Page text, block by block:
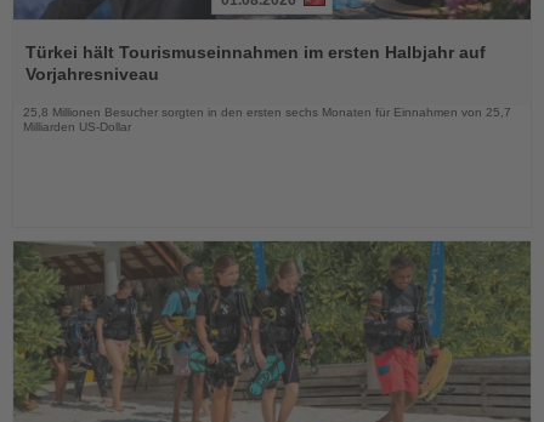
Sie
die
Nachrichten
Türkei hält Tourismuseinnahmen im ersten Halbjahr auf
Vorjahresniveau
25,8 Millionen Besucher sorgten in den ersten sechs Monaten für Einnahmen von 25,7
Milliarden US-Dollar